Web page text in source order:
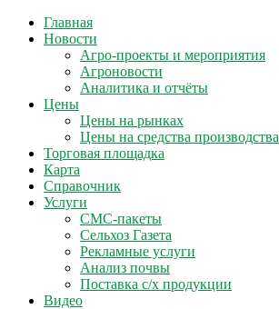
Главная
Новости
Агро-проекты и мероприятия
Агроновости
Аналитика и отчёты
Цены
Цены на рынках
Цены на средства производства
Торговая площадка
Карта
Справочник
Услуги
СМС-пакеты
Сельхоз Газета
Рекламные услуги
Анализ почвы
Поставка с/х продукции
Видео